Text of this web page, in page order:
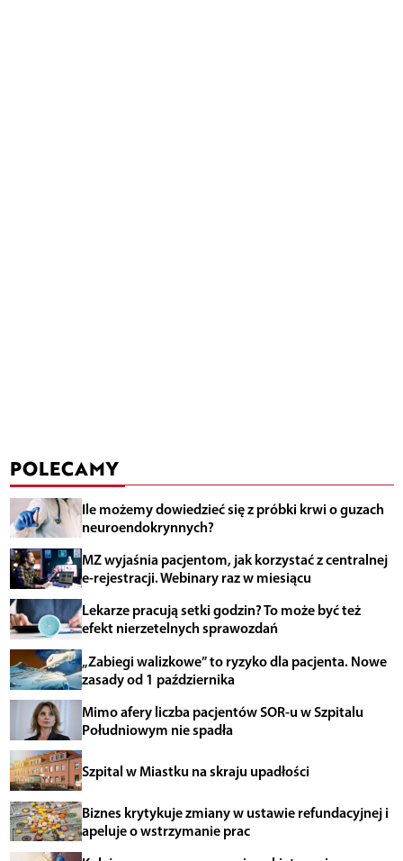
POLECAMY
Ile możemy dowiedzieć się z próbki krwi o guzach
neuroendokrynnych?
MZ wyjaśnia pacjentom, jak korzystać z centralnej
e-rejestracji. Webinary raz w miesiącu
Lekarze pracują setki godzin? To może być też
efekt nierzetelnych sprawozdań
„Zabiegi walizkowe” to ryzyko dla pacjenta. Nowe
zasady od 1 października
Mimo afery liczba pacjentów SOR-u w Szpitalu
Południowym nie spadła
Szpital w Miastku na skraju upadłości
Biznes krytykuje zmiany w ustawie refundacyjnej i
apeluje o wstrzymanie prac